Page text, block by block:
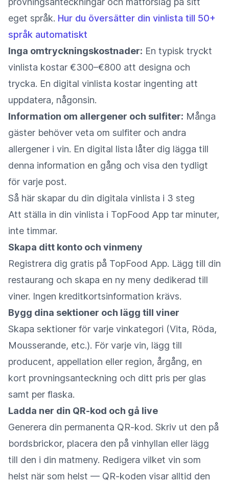
eget språk. Hur du översätter din vinlista till 50+
språk automatiskt
Inga omtryckningskostnader: En typisk tryckt
vinlista kostar €300–€800 att designa och
trycka. En digital vinlista kostar ingenting att
uppdatera, någonsin.
Information om allergener och sulfiter: Många
gäster behöver veta om sulfiter och andra
allergener i vin. En digital lista låter dig lägga till
denna information en gång och visa den tydligt
för varje post.
Så här skapar du din digitala vinlista i 3 steg
Att ställa in din vinlista i TopFood App tar minuter,
inte timmar.
Skapa ditt konto och vinmeny
Registrera dig gratis på TopFood App. Lägg till din
restaurang och skapa en ny meny dedikerad till
viner. Ingen kreditkortsinformation krävs.
Bygg dina sektioner och lägg till viner
Skapa sektioner för varje vinkategori (Vita, Röda,
Mousserande, etc.). För varje vin, lägg till
producent, appellation eller region, årgång, en
kort provningsanteckning och ditt pris per glas
samt per flaska.
Ladda ner din QR-kod och gå live
Generera din permanenta QR-kod. Skriv ut den på
bordsbrickor, placera den på vinhyllan eller lägg
till den i din matmeny. Redigera vilket vin som
helst när som helst — QR-koden visar alltid den